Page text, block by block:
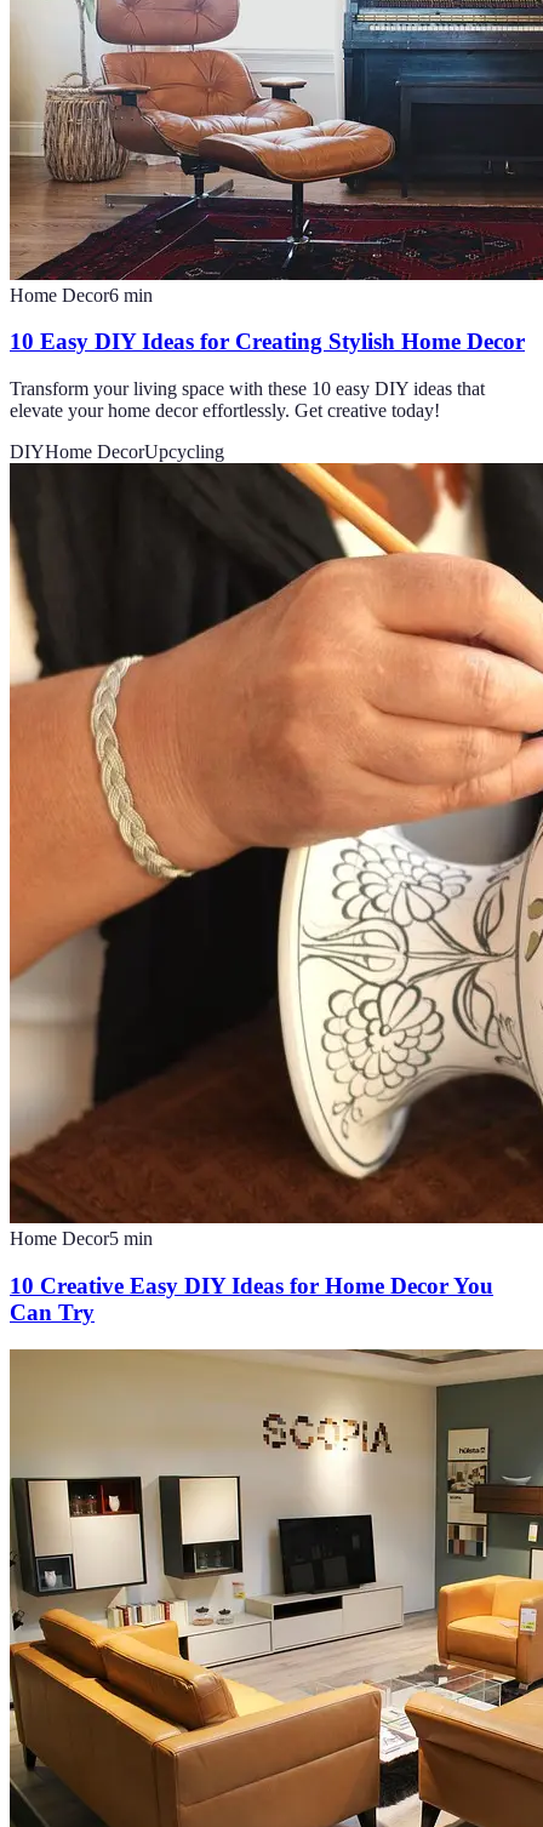
Home Decor6 min
10 Easy DIY Ideas for Creating Stylish Home Decor
Transform your living space with these 10 easy DIY ideas that
elevate your home decor effortlessly. Get creative today!
DIYHome DecorUpcycling
Home Decor5 min
10 Creative Easy DIY Ideas for Home Decor You
Can Try